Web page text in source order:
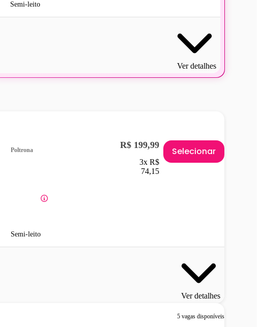
Semi-leito
Ver detalhes
Poltrona
Semi-leito
R$ 199,99
3x R$
74,15
Selecionar
Ver detalhes
5 vagas disponíveis